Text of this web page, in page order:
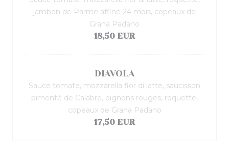
jambon de Parme affiné 24 mois, copeaux de
Grana Padano
18,50 EUR
DIAVOLA
Sauce tomate, mozzarella fior di latte, saucisson
pimenté de Calabre, oignons rouges, roquette,
copeaux de Grana Padano
17,50 EUR